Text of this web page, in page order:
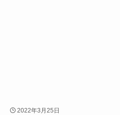
2022年3月25日